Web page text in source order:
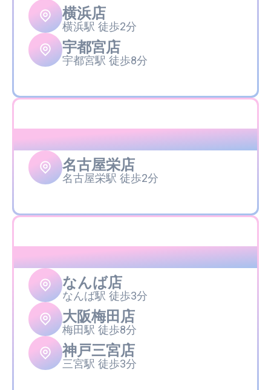
横浜店
横浜駅 徒歩2分
宇都宮店
宇都宮駅 徒歩8分
中部
名古屋栄店
名古屋栄駅 徒歩2分
近畿
なんば店
なんば駅 徒歩3分
大阪梅田店
梅田駅 徒歩8分
神戸三宮店
三宮駅 徒歩3分